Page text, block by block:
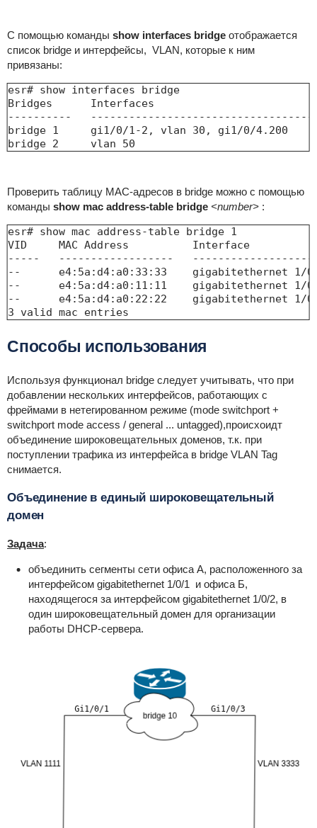
С помощью команды show interfaces bridgeотображается
список bridge и интерфейсы, VLAN, которые к ним
привязаны:
esr# show interfaces bridge
Bridges
----------
bridge 1     gi1/0/1-2,
bridge 2     vlan 50
Проверить таблицу MAC-адресов в bridge можно с помощью
команды show mac address-table bridge <number>:
esr#
VID
-----
--
--
--
3 valid mac entries
Способы использования
Используя функционал bridge следует учитывать, что при
добавлении нескольких интерфейсов, работающих с
фреймами в нетегированном режиме (mode switchport +
switchport mode access / general ... untagged),происхоидт
объединение широковещательных доменов, т.к. при
поступлении трафика из интерфейса в bridge VLAN Tag
снимается.
Объединение в единый широковещательный
домен
Задача:
объединить сегменты сети офиса А, расположенного за
интерфейсом gigabitethernet 1/0/1 и офиса Б,
находящегося за интерфейсом gigabitethernet 1/0/2, в
один широковещательный домен для организации
работы DHCP-сервера.